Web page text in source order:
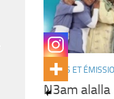
SÉRIES ET
N3am